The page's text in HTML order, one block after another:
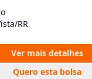
RR
Ver mais detalhes
Quero esta bolsa